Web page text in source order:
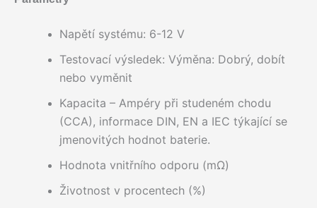
Napětí systému: 6-12 V
Testovací výsledek: Výměna: Dobrý, dobít
nebo vyměnit
Kapacita – Ampéry při studeném chodu
(CCA), informace DIN, EN a IEC týkající se
jmenovitých hodnot baterie.
Hodnota vnitřního odporu (mΩ)
Životnost v procentech (%)